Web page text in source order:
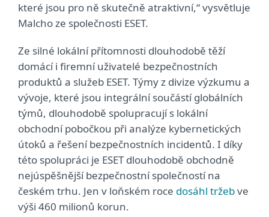
které jsou pro ně skutečně atraktivní,“ vysvětluje
Malcho ze společnosti ESET.
Ze silné lokální přítomnosti dlouhodobě těží
domácí i firemní uživatelé bezpečnostních
produktů a služeb ESET. Týmy z divize výzkumu a
vývoje, které jsou integrální součástí globálních
týmů, dlouhodobě spolupracují s lokální
obchodní pobočkou při analýze kybernetických
útoků a řešení bezpečnostních incidentů. I díky
této spolupráci je ESET dlouhodobě obchodně
nejúspěšnější bezpečnostní společností na
českém trhu. Jen v loňském roce dosáhl tržebve
výši 460 milionů korun.